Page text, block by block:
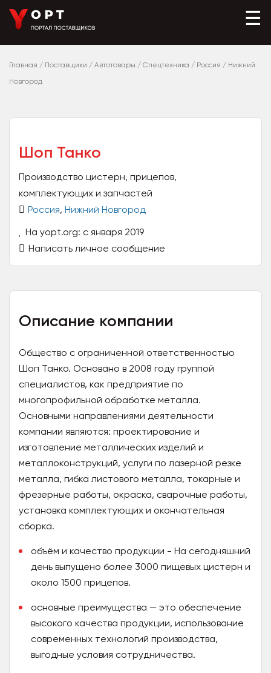
☰
Главная / Поставщики / Автотовары / Спецтехника / Россия / Нижний
Новгород
Шоп Танко
Производство цистерн, прицепов,
комплектующих и запчастей
Россия, Нижний Новгород
На yopt.org: с января 2019
Написать личное сообщение
Описание компании
Общество с ограниченной ответственностью
Шоп Танко. Основано в 2008 году группой
специалистов, как предприятие по
многопрофильной обработке металла.
Основными направлениями деятельности
компании являются: проектирование и
изготовление металлических изделий и
металлоконструкций, услуги по лазерной резке
металла, гибка листового металла, токарные и
фрезерные работы, окраска, сварочные работы,
установка комплектующих и окончательная
сборка.
объём и качество продукции - На сегодняшний
день выпущено более 3000 пищевых цистерн и
около 1500 прицепов.
основные преимущества — это обеспечение
высокого качества продукции, использование
современных технологий производства,
выгодные условия сотрудничества.